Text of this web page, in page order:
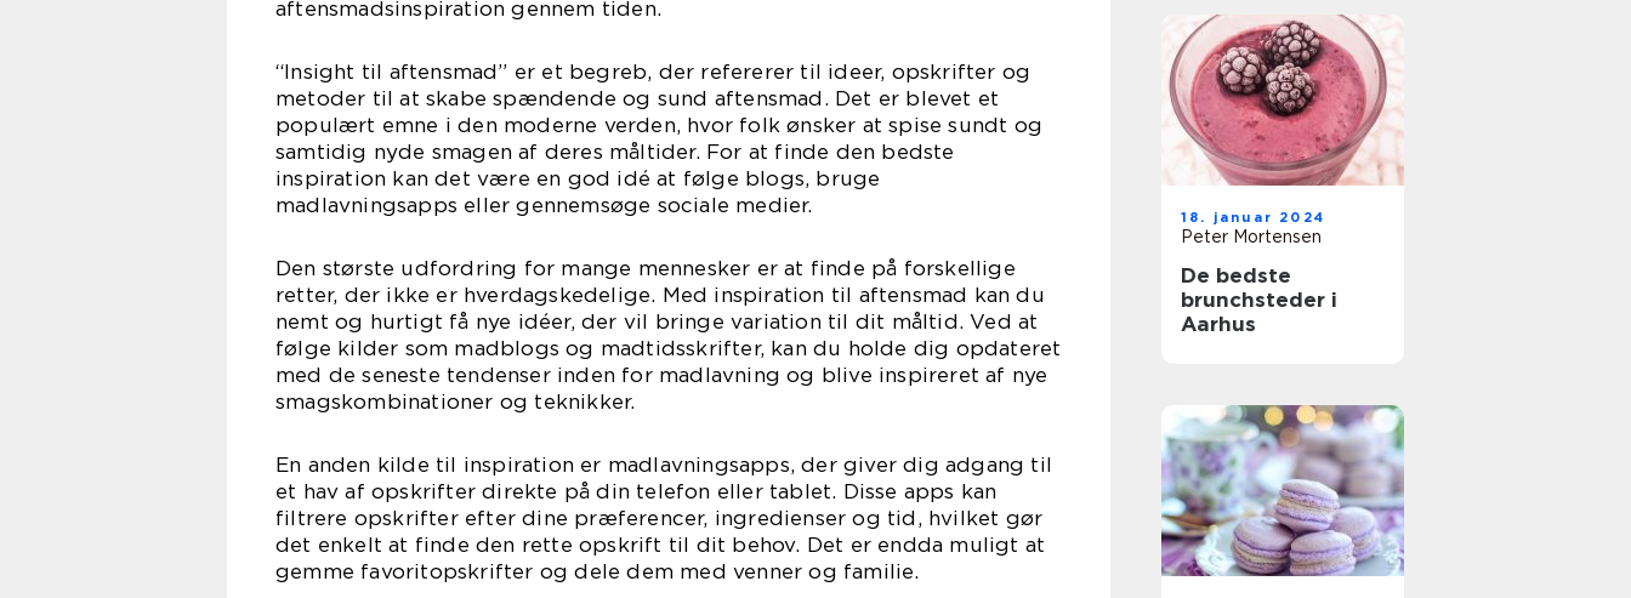
aftensmadsinspiration gennem tiden.
“Insight til aftensmad” er et begreb, der refererer til ideer, opskrifter og
metoder til at skabe spændende og sund aftensmad. Det er blevet et
populært emne i den moderne verden, hvor folk ønsker at spise sundt og
samtidig nyde smagen af deres måltider. For at finde den bedste
inspiration kan det være en god idé at følge blogs, bruge
madlavningsapps eller gennemsøge sociale medier.
Den største udfordring for mange mennesker er at finde på forskellige
retter, der ikke er hverdagskedelige. Med inspiration til aftensmad kan du
nemt og hurtigt få nye idéer, der vil bringe variation til dit måltid. Ved at
følge kilder som madblogs og madtidsskrifter, kan du holde dig opdateret
med de seneste tendenser inden for madlavning og blive inspireret af nye
smagskombinationer og teknikker.
En anden kilde til inspiration er madlavningsapps, der giver dig adgang til
et hav af opskrifter direkte på din telefon eller tablet. Disse apps kan
filtrere opskrifter efter dine præferencer, ingredienser og tid, hvilket gør
det enkelt at finde den rette opskrift til dit behov. Det er endda muligt at
gemme favoritopskrifter og dele dem med venner og familie.
18. januar 2024
Peter Mortensen
De bedste
brunchsteder i
Aarhus